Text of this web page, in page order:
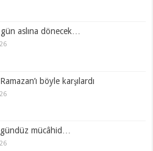
aslına dönecek…
böyle karşılardı
mücâhid…